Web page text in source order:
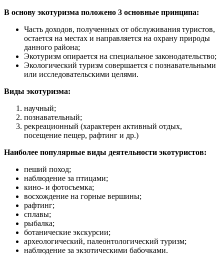
В основу экотуризма положено 3 основные принципа:
Часть доходов, полученных от обслуживания туристов,
остается на местах и направляется на охрану природы
данного района;
Экотуризм опирается на специальное законодательство;
Экологический туризм совершается с познавательными
или исследовательскими целями.
Виды экотуризма:
научный;
познавательный;
рекреационный (характерен активный отдых,
посещение пещер, рафтинг и др.)
Наиболее популярные виды деятельности экотуристов:
пеший поход;
наблюдение за птицами;
кино- и фотосъемка;
восхождение на горные вершины;
рафтинг;
сплавы;
рыбалка;
ботанические экскурсии;
археологический, палеонтологический туризм;
наблюдение за экзотическими бабочками.